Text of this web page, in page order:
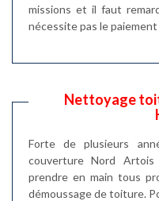
missions et il faut
nécessite pas le
Nettoyage
Forte de plusieurs
couverture Nord
prendre en main tous
démoussage de toiture.